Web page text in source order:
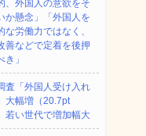
、外国人の意欲をそ
か懸念」「外国人を
な労働力ではなく、
善などで定着を後押
き」
査「外国人受け入れ
大幅増（20.7pt
若い世代で増加幅大